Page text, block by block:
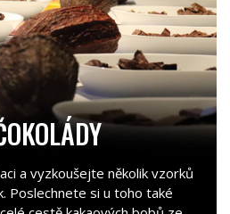
a vyzkoušejte několik vzorků
Poslechnete si u toho také